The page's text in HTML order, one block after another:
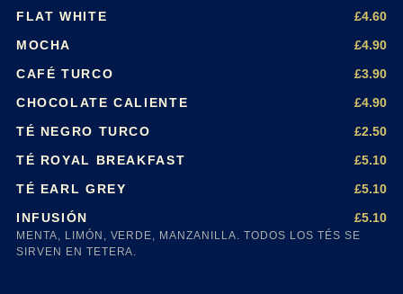
FLAT WHITE £4.60
MOCHA £4.90
CAFÉ TURCO £3.90
CHOCOLATE CALIENTE £4.90
TÉ NEGRO TURCO £2.50
TÉ ROYAL BREAKFAST £5.10
TÉ EARL GREY £5.10
INFUSIÓN £5.10
MENTA, LIMÓN, VERDE, MANZANILLA. TODOS LOS TÉS SE
SIRVEN EN TETERA.